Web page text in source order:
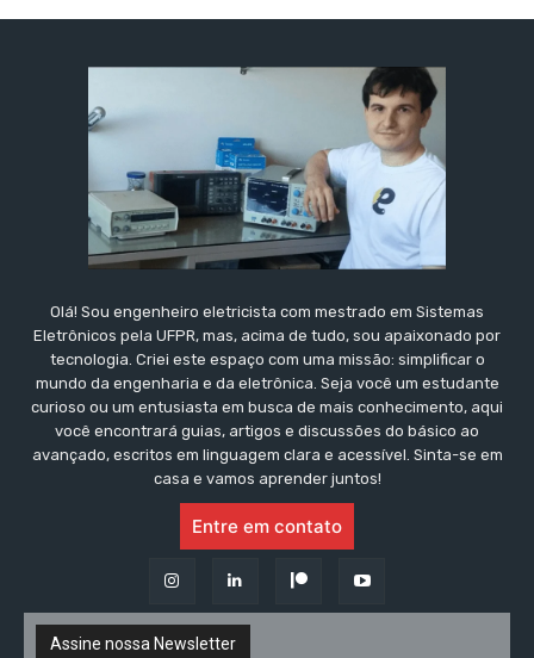
Olá! Sou engenheiro eletricista com mestrado em Sistemas
Eletrônicos pela UFPR, mas, acima de tudo, sou apaixonado por
tecnologia. Criei este espaço com uma missão: simplificar o
mundo da engenharia e da eletrônica. Seja você um estudante
curioso ou um entusiasta em busca de mais conhecimento, aqui
você encontrará guias, artigos e discussões do básico ao
avançado, escritos em linguagem clara e acessível. Sinta-se em
casa e vamos aprender juntos!
Entre em contato
Assine nossa Newsletter